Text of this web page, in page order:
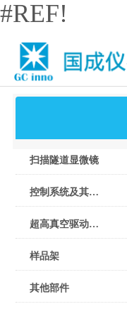
#REF!
扫描隧道显微镜
控制系统及其软件
超高真空驱动器部件
样品架
其他部件